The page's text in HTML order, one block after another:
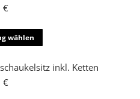
Optionen
können
€
wählen
Produkt
weist
inkl. Ketten
€